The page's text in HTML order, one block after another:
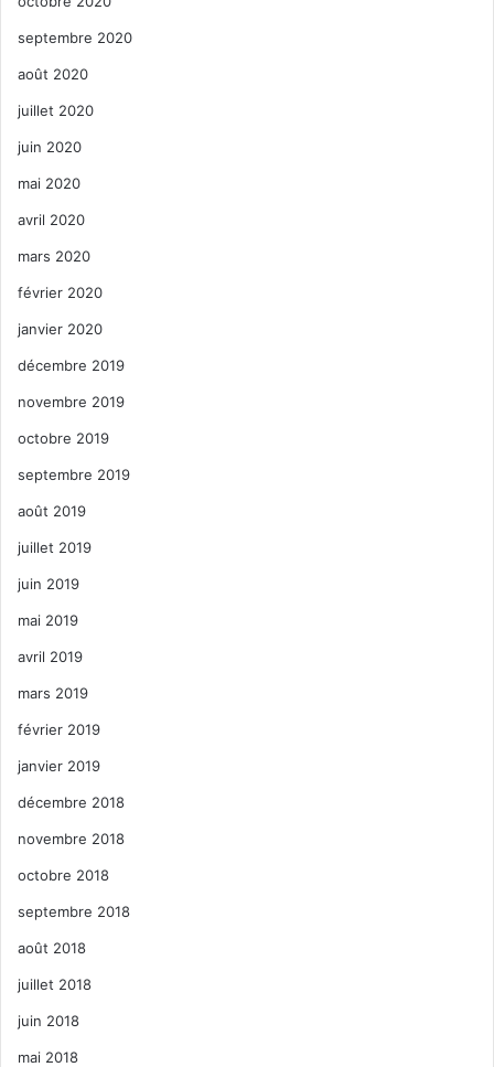
septembre 2020
août 2020
juillet 2020
juin 2020
mai 2020
avril 2020
mars 2020
février 2020
janvier 2020
décembre 2019
novembre 2019
octobre 2019
septembre 2019
août 2019
juillet 2019
juin 2019
mai 2019
avril 2019
mars 2019
février 2019
janvier 2019
décembre 2018
novembre 2018
octobre 2018
septembre 2018
août 2018
juillet 2018
juin 2018
mai 2018